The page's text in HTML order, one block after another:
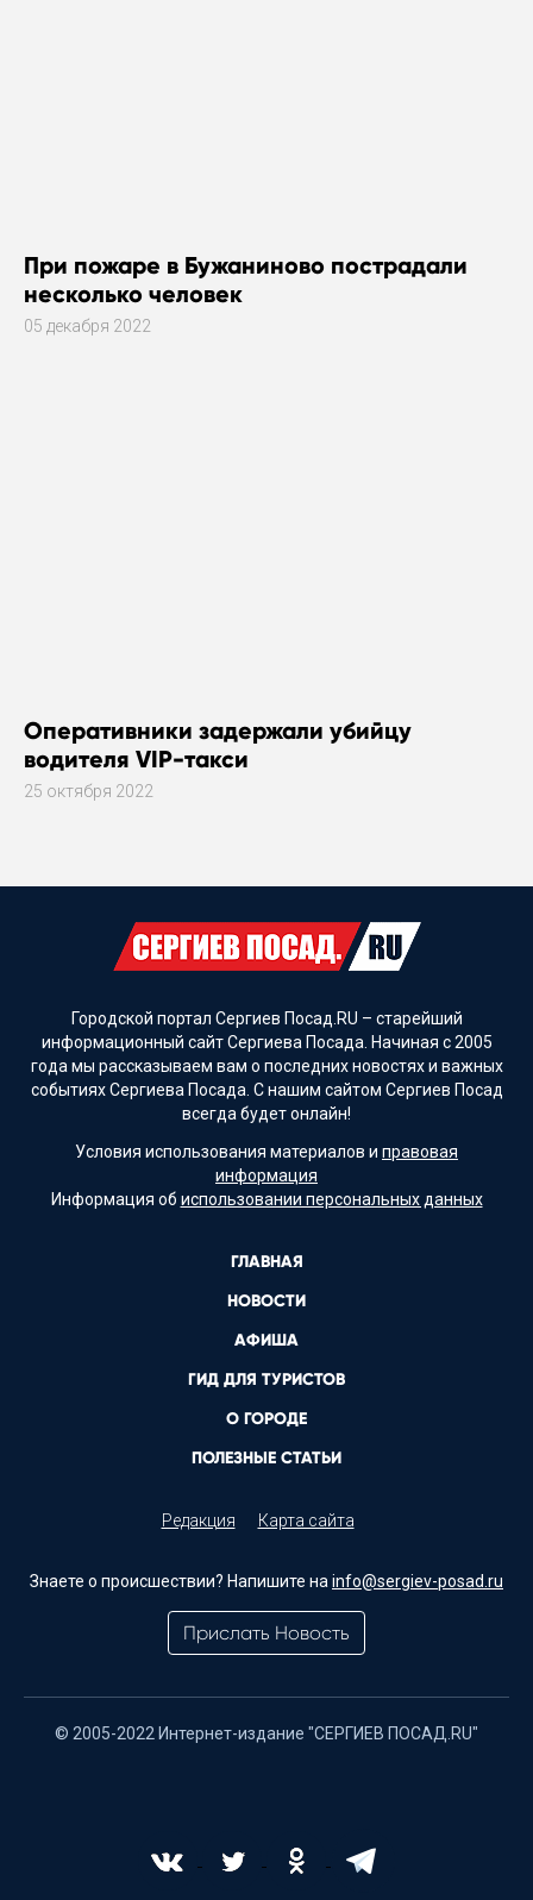
При пожаре в Бужаниново пострадали
несколько человек
05 декабря 2022
Оперативники задержали убийцу
водителя VIP-такси
25 октября 2022
Городской портал Сергиев Посад.RU – старейший
информационный сайт Сергиева Посада. Начиная с 2005
года мы рассказываем вам о последних новостях и важных
событиях Сергиева Посада. С нашим сайтом Сергиев Посад
всегда будет онлайн!
Условия использования материалов и правовая
информация
Информация об использовании персональных данных
ГЛАВНАЯ
НОВОСТИ
АФИША
ГИД ДЛЯ ТУРИСТОВ
О ГОРОДЕ
ПОЛЕЗНЫЕ СТАТЬИ
Редакция Карта сайта
Знаете о происшествии? Напишите на info@sergiev-posad.ru
Прислать Новость
© 2005-2022 Интернет-издание "СЕРГИЕВ ПОСАД.RU"